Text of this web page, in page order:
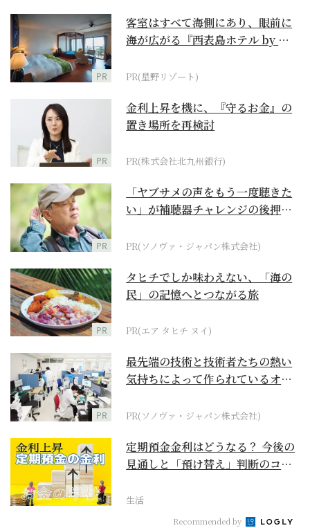
PR
客室はすべて海側にあり、眼前に
海が広がる『西表島ホテル by 星
PR(星野リゾート)
PR
金利上昇を機に、『守るお金』の
置き場所を再検討
PR(株式会社北九州銀行)
PR
「ヤブサメの声をもう一度聴きた
い」が補聴器チャレンジの後押し
PR(ソノヴァ・ジャパン株式会社)
PR
タヒチでしか味わえない、「海の
民」の記憶へとつながる旅
PR(エア タヒチ ヌイ)
PR
最先端の技術と技術者たちの熱い
気持ちによって作られているオー
PR(ソノヴァ・ジャパン株式会社)
定期預金金利はどうなる？ 今後の
見通しと「預け替え」判断のコツ
生活
Recommended by